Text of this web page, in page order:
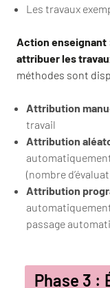
Les travaux
Action enseignant
attribuer les
méthodes sont
Attribution
travail
Attribution
(nombre
Attribution
passage
Phase 3 :